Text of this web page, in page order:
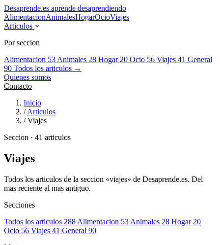
Desaprende.es aprende desaprendiendo
AlimentacionAnimalesHogarOcioViajes
Articulos
Por seccion
Alimentacion 53 Animales 28 Hogar 20 Ocio 56 Viajes 41 General
90 Todos los articulos →
Quienes somos
Contacto
Inicio
/ Articulos
/ Viajes
Seccion · 41 articulos
Viajes
Todos los articulos de la seccion «viajes» de Desaprende.es. Del
mas reciente al mas antiguo.
Secciones
Todos los articulos 288 Alimentacion 53 Animales 28 Hogar 20
Ocio 56 Viajes 41 General 90